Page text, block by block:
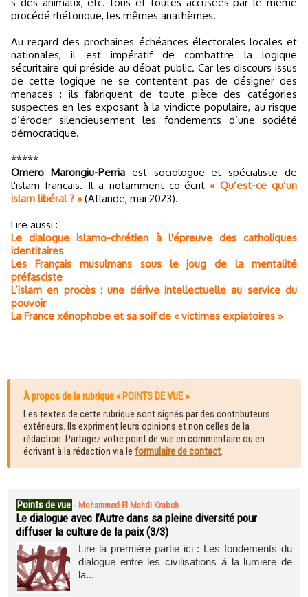
procédé rhétorique, les mêmes anathèmes.
Au regard des prochaines échéances électorales locales et
nationales, il est impératif de combattre la logique
sécuritaire qui préside au débat public. Car les discours issus
de cette logique ne se contentent pas de désigner des
menaces : ils fabriquent de toute pièce des catégories
suspectes en les exposant à la vindicte populaire, au risque
d’éroder silencieusement les fondements d’une société
démocratique.
*****
Omero Marongiu-Perriaest sociologue et spécialiste de
l'islam français. Il a notamment co-écrit« Qu’est-ce qu’un
islam libéral ? »(Atlande, mai 2023).
Lire aussi :
Le dialogue islamo-chrétien à l'épreuve des catholiques
identitaires
Les Français musulmans sous le joug de la mentalité
préfasciste
L’islam en procès : une dérive intellectuelle au service du
pouvoir
La France xénophobe et sa soif de « victimes expiatoires »
À propos de la rubrique « POINTS DE VUE »
Les textes de cette rubrique sont signés par des contributeurs
extérieurs. Ils expriment leurs opinions et non celles de la
rédaction. Partagez votre point de vue en commentaire ou en
écrivant à la rédaction via le formulaire de contact.
Points de vue - Mohammed El Mahdi Krabch
Le dialogue avec l’Autre dans sa pleine diversité pour
diffuser la culture de la paix (3/3)
Lire la première partie ici : Les fondements du
dialogue entre les civilisations à la lumière de
la...